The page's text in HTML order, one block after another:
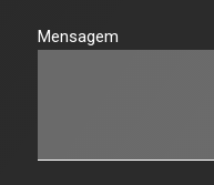
Mensagem